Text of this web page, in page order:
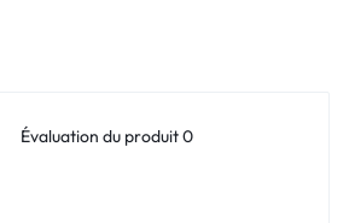
Évaluation du produit 0